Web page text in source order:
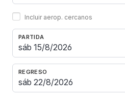
Incluir aerop. cercanos
PARTIDA
REGRESO